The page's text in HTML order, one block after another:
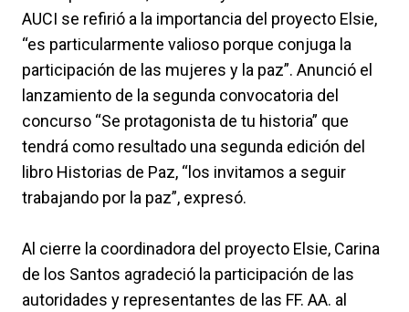
AUCI se refirió a la importancia del proyecto Elsie,
“es particularmente valioso porque conjuga la
participación de las mujeres y la paz”. Anunció el
lanzamiento de la segunda convocatoria del
concurso “Se protagonista de tu historia” que
tendrá como resultado una segunda edición del
libro Historias de Paz, “los invitamos a seguir
trabajando por la paz”, expresó.
Al cierre la coordinadora del proyecto Elsie, Carina
de los Santos agradeció la participación de las
autoridades y representantes de las FF. AA. al